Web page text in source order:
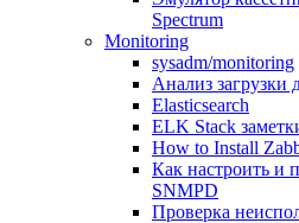
Spectrum
Monitoring
sysadm/monitoring
Анализ
Elasticsearch
ELK Stack
How to Install
Как настроить и
SNMPD
Проверка